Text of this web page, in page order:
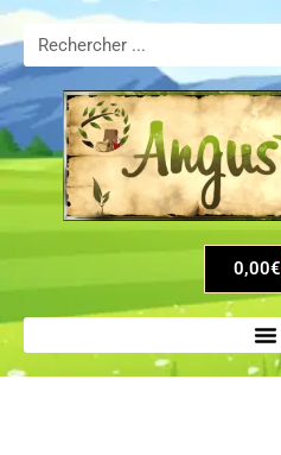
0,00€